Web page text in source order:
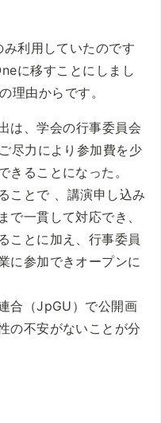
利用していたのです
に移すことにしまし
理由からです。
は、学会の行事委員会
尽力により参加費を少
きることになった。
ことで 、講演申し込み
で一貫して対応でき、
ことに加え、行事委員
に参加できオープンに
合（JpGU）で公開画
の不安がないことが分